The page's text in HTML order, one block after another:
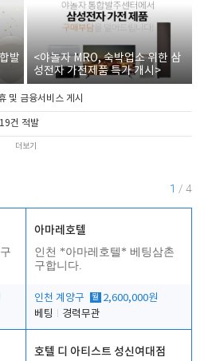
발
<야놀자 MRO, 숙박업소 위한 삼
성전자 가전제품 특가 개시>
및 금융서비스 게시
건 적발
더보기
1 / 4
아마레호텔
인천 *아마레호텔* 베팅삼촌
구합니다.
인천 계양구 월 2,600,000원
베팅
경력무관
호텔 디 아티스트 성신여대점